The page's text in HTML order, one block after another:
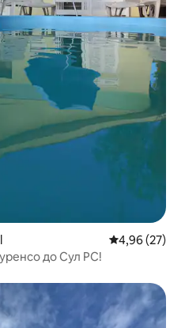
Просечна
4,96 (27)
Куќа пред плажата Сао Лоуренсо до Сул РС!